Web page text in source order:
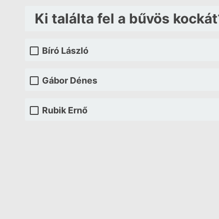
Ki találta fel a bűvös
Bíró László
Gábor Dénes
Rubik Ernő